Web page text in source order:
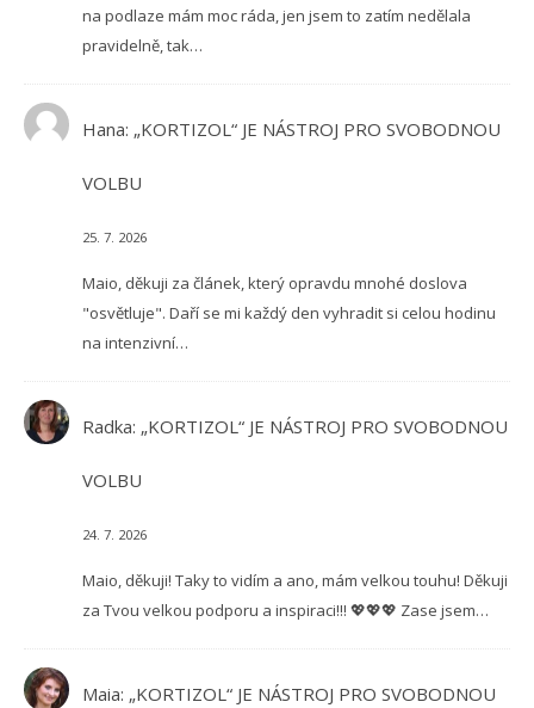
na podlaze mám moc ráda, jen jsem to zatím nedělala
pravidelně, tak…
Hana: „KORTIZOL“ JE NÁSTROJ PRO SVOBODNOU
VOLBU
25. 7. 2026
Maio, děkuji za článek, který opravdu mnohé doslova
"osvětluje". Daří se mi každý den vyhradit si celou hodinu
na intenzivní…
Radka: „KORTIZOL“ JE NÁSTROJ PRO SVOBODNOU
VOLBU
24. 7. 2026
Maio, děkuji! Taky to vidím a ano, mám velkou touhu! Děkuji
za Tvou velkou podporu a inspiraci!!! 💖💖💖 Zase jsem…
Maia: „KORTIZOL“ JE NÁSTROJ PRO SVOBODNOU